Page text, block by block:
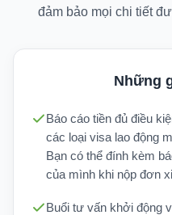
đảm bảo mọi chi tiết
Những
Báo cáo tiền đủ điều
các loại visa lao động
Bạn có thể đính kèm
của mình khi nộp đơn
Buổi tư vấn khởi động